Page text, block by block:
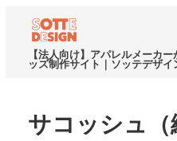
【法人向け】アパレルメーカ
ッズ制作サイト｜ソッテデザイ
サコッシュ（